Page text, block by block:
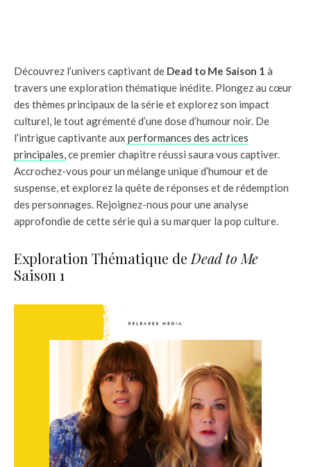
Découvrez l’univers captivant de Dead to Me Saison 1 à
travers une exploration thématique inédite. Plongez au cœur
des thèmes principaux de la série et explorez son impact
culturel, le tout agrémenté d’une dose d’humour noir. De
l’intrigue captivante aux performances des actrices
principales,ce premier chapitre réussi saura vous captiver.
Accrochez-vous pour un mélange unique d’humour et de
suspense, et explorez la quête de réponses et de rédemption
des personnages. Rejoignez-nous pour une analyse
approfondie de cette série qui a su marquer la pop culture.
Exploration Thématique de Dead to Me
Saison 1